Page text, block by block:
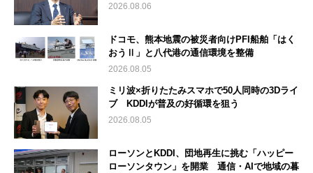
2026.08.06
ドコモ、熊本地震の被災者向けPFI船舶「はく
おうⅡ」と八代港の通信環境を整備
2026.08.05
ミリ波×折りたたみスマホで50人同時の3Dライ
ブ KDDIが普及の好循環を狙う
2026.08.05
ローソンとKDDI、団地再生に挑む「ハッピー
ローソンタウン」を開業 通信・AIで地域の暮